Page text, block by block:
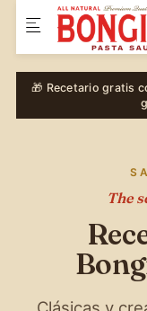
Skip to main
🎁 Recetario gratis
The